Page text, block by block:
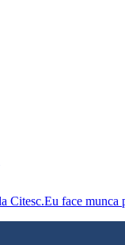
Citesc.Eu face munca